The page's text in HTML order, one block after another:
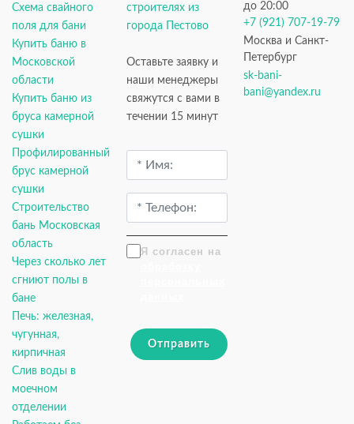
Схема свайного
поля для бани
Купить баню в
Московской
области
Купить баню из
бруса камерной
сушки
Профилированный
брус камерной
сушки
Строительство
бань Московская
область
Через сколько лет
сгниют полы в
бане
Печь: железная,
чугунная,
кирпичная
Слив воды в
моечном
отделении
строителях из
города Пестово
Оставьте заявку и
наши менеджеры
свяжутся с вами в
течении 15 минут
Я согласен на
Отправить
до 20:00
+7 (921) 707-19-79
Москва и Санкт-
Петербург
sk-bani-
bani@yandex.ru